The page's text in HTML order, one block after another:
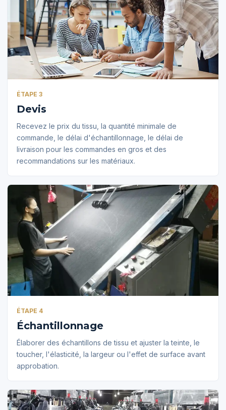
ÉTAPE 3
Devis
Recevez le prix du tissu, la quantité minimale de
commande, le délai d'échantillonnage, le délai de
livraison pour les commandes en gros et des
recommandations sur les matériaux.
ÉTAPE 4
Échantillonnage
Élaborer des échantillons de tissu et ajuster la teinte, le
toucher, l'élasticité, la largeur ou l'effet de surface avant
approbation.